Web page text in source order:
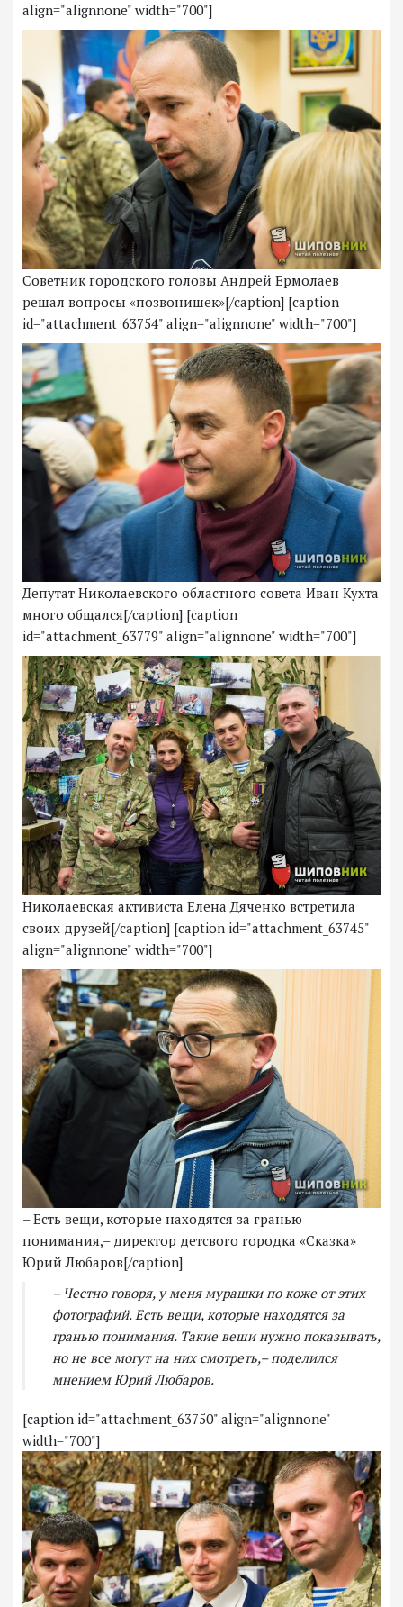
align="alignnone" width="700"]
Советник городского головы Андрей Ермолаев
решал вопросы «позвонишек»[/caption] [caption
id="attachment_63754" align="alignnone" width="700"]
Депутат Николаевского областного совета Иван Кухта
много общался[/caption] [caption
id="attachment_63779" align="alignnone" width="700"]
Николаевская активиста Елена Дяченко встретила
своих друзей[/caption] [caption id="attachment_63745"
align="alignnone" width="700"]
– Есть вещи, которые находятся за гранью
понимания,– директор детсвого городка «Сказка»
Юрий Любаров[/caption]
– Честно говоря, у меня мурашки по коже от этих
фотографий. Есть вещи, которые находятся за
гранью понимания. Такие вещи нужно показывать,
но не все могут на них смотреть,– поделился
мнением Юрий Любаров.
[caption id="attachment_63750" align="alignnone"
width="700"]